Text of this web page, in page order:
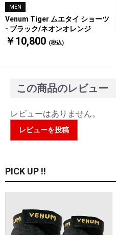
MEN
Venum Tiger ムエタイ ショーツ
- ブラック/ネオンオレンジ
￥10,800 (税込)
この商品のレビュー
レビューはありません。
レビューを投稿
PICK UP !!